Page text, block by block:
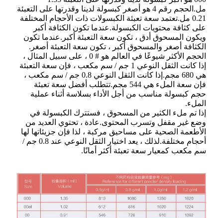
مل.الحجم رقم 4 هو أصغر كبسولة لدينا وقدرتها على التعبئة
0.21 مل.تعتمد سعة تعبئة الكبسولات ذات الأحجام المختلفة
على كثافة محتويات الكبسولة.عندما تكون الكثافة أكبر
ويكون المسحوق أدق ، تكون سعة التعبئة أكبر.عندما تكون
الكثافة أصغر والمسحوق أكبر ، تكون سعة التعبئة أصغر.
الحجم الأكثر شيوعًا في العالم هو # 0 ، على سبيل المثال ،
إذا كانت الثقل النوعي 1 جم / سم مكعب ، فإن سعة التعبئة
هي 680 مجم.إذا كانت الثقل النوعي 0.8 جم / سم مكعب ،
فإن سعة الملء هي 544 مجم.تتطلب أفضل سعة تعبئة
حجم كبسولة مناسب من أجل الأداء بسلاسة أثناء عملية
الملء.
إذا تم ملء الكثير من المسحوق ، فستترك الكبسولة في
وضع غير مقفل وتسرب المحتوى.عادة ، تحتوي العديد من
الأطعمة الصحية على مساحيق مركبة ، لذا فإن جزيئاتها لها
أحجام مختلفة.لذلك ، يعد اختيار الثقل النوعي عند 0.8 جم /
سم مكعب كمعيار سعة تعبئة أكثر أمانًا.